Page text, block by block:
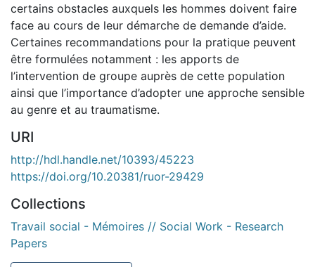
certains obstacles auxquels les hommes doivent faire
face au cours de leur démarche de demande d’aide.
Certaines recommandations pour la pratique peuvent
être formulées notamment : les apports de
l’intervention de groupe auprès de cette population
ainsi que l’importance d’adopter une approche sensible
au genre et au traumatisme.
URI
http://hdl.handle.net/10393/45223
https://doi.org/10.20381/ruor-29429
Collections
Travail social - Mémoires // Social Work - Research
Papers